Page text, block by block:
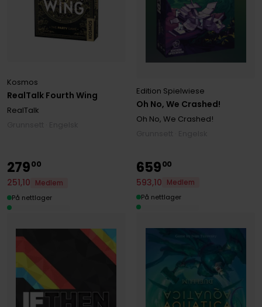
RealTalk Fourth Wing
Kosmos
RealTalk
Oh No, We Crashed!
Edition Spielwiese
Oh No, We Crashed!
27900
251,10
Medlem
På nettlager
65900
593,10
Medlem
På nettlager